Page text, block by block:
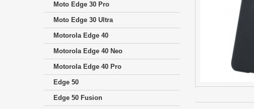
Moto Edge 30 Pro
Moto Edge 30 Ultra
Motorola Edge 40
Motorola Edge 40 Neo
Motorola Edge 40 Pro
Edge 50
Edge 50 Fusion